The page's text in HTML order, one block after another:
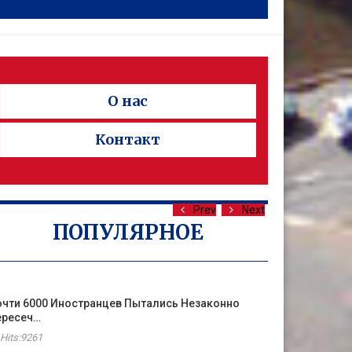
О нас
Контакт
ПОПУЛЯРНОЕ
Prev Next
6000 Иностранцев Пытались Незаконно
Hits:9261